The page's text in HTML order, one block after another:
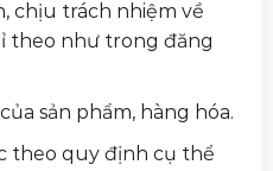
chịu trách nhiệm về
theo như trong đăng
sản phẩm, hàng hóa.
theo quy định cụ thể